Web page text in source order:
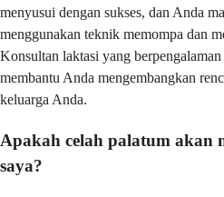
menyusui dengan sukses, dan Anda
menggunakan teknik memompa dan
Konsultan laktasi yang
membantu Anda mengembangkan
keluarga Anda.
Apakah celah palatum akan
saya?